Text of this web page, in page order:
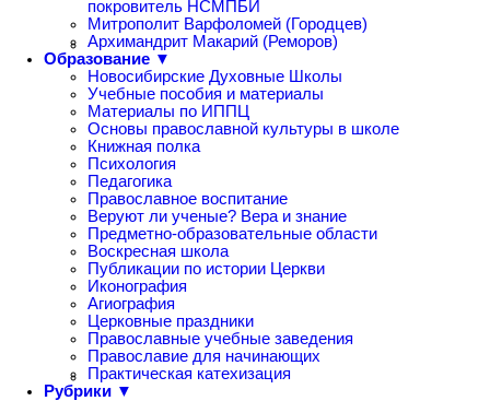
покровитель НСМПБИ
Митрополит Варфоломей (Городцев)
Архимандрит Макарий (Реморов)
Образование ▼
Новосибирские Духовные Школы
Учебные пособия и материалы
Материалы по ИППЦ
Основы православной культуры в школе
Книжная полка
Психология
Педагогика
Православное воспитание
Веруют ли ученые? Вера и знание
Предметно-образовательные области
Воскресная школа
Публикации по истории Церкви
Иконография
Агиография
Церковные праздники
Православные учебные заведения
Православие для начинающих
Практическая катехизация
Рубрики ▼